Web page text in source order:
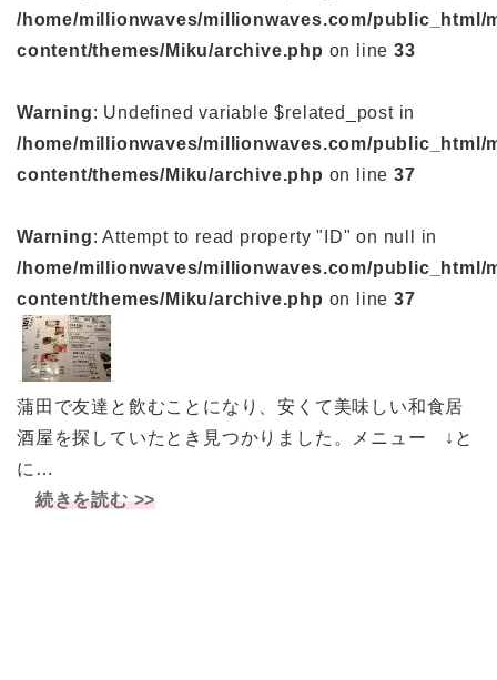
/home/millionwaves/millionwaves.com/public_html/
content/themes/Miku/archive.php on line33
Warning: Undefined variable $related_post in
/home/millionwaves/millionwaves.com/public_html/
content/themes/Miku/archive.php on line37
Warning: Attempt to read property "ID" on null in
/home/millionwaves/millionwaves.com/public_html/
content/themes/Miku/archive.php on line37
蒲田で友達と飲むことになり、安くて美味しい和食居
酒屋を探していたとき見つかりました。メニュー ↓と
に…
続きを読む >>